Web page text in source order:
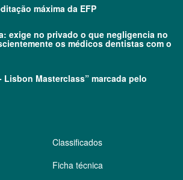
máxima da EFP
exige no privado o que negligencia no
os médicos dentistas com o
Lisbon Masterclass” marcada pelo
Classificados
Ficha técnica